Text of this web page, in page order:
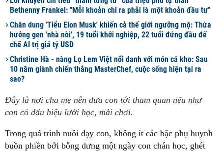
Bethenny Frankel: "Mỗi khoản chi ra phải là một khoản đầu tư"
Chân dung 'Tiểu Elon Musk' khiến cả thế giới ngưỡng mộ: Thừa
hưởng gen 'nhà nòi', 19 tuổi khởi nghiệp, 22 tuổi đứng đầu đế
chế AI trị giá tỷ USD
Christine Hà - nàng Lọ Lem Việt nổi danh với món cá kho: Sau
10 năm giành chiến thắng MasterChef, cuộc sống hiện tại ra
sao?
Đây là nơi cha mẹ nên đưa con tới tham quan nếu như
con có dấu hiệu lười học, mải chơi.
Trong quá trình nuôi dạy con, không ít các bậc phụ huynh
buồn phiền bởi bỗng dưng một ngày con chán học, ghét